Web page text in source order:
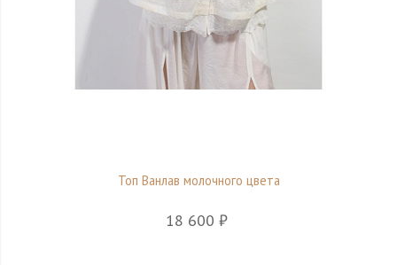
Топ Ванлав молочного цвета
18 600 ₽